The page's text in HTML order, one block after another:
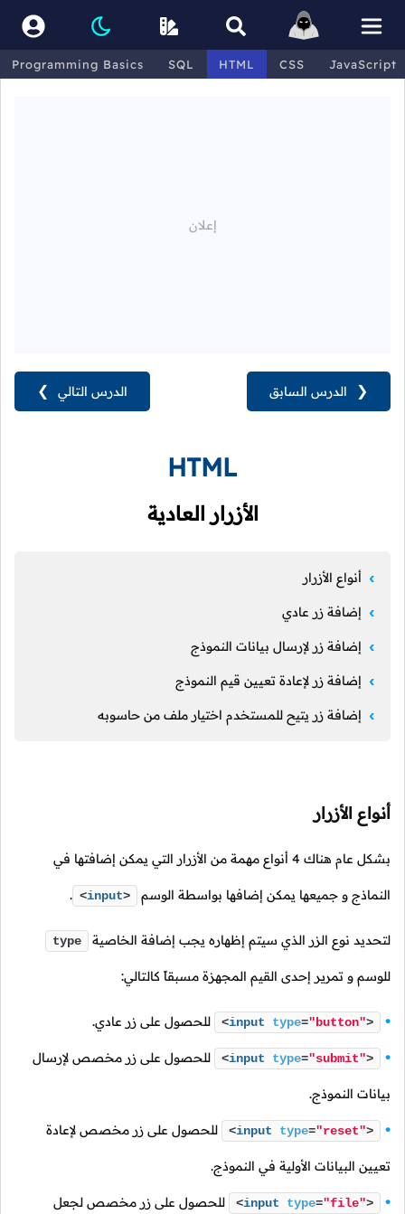
Programming Basics SQL HTML CSS JavaScript
الدرس التالي ❯ ❮ الدرس السابق
HTML
الأزرار العادية
أنواع الأزرار
إضافة زر عادي
إضافة زر لإرسال بيانات النموذج
إضافة زر لإعادة تعيين قيم النموذج
إضافة زر يتيح للمستخدم اختيار ملف من حاسوبه
أنواع الأزرار
بشكل عام هناك 4 أنواع مهمة من الأزرار التي يمكن إضافتها في
النماذج و جميعها يمكن إضافها بواسطة الوسم <input>
.
لتحديد نوع الزر الذي سيتم إظهاره يجب إضافة الخاصية type
للوسم و تمرير إحدى القيم المجهزة مسبقاً كالتالي:
<input type="button"> للحصول على زر عادي.
<input type="submit"> للحصول على زر مخصص لإرسال
بيانات النموذج.
<input type="reset"> للحصول على زر مخصص لإعادة
تعيين البيانات الأولية في النموذج.
<input type="file"> للحصول على زر مخصص لجعل